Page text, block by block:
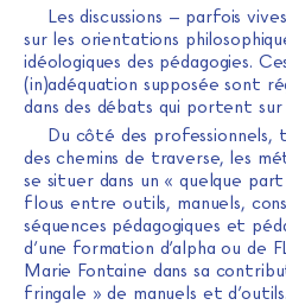
Les discussions – parfois
sur les orientations
idéologiques des pédagogies.
(in)adéquation supposée sont
dans des débats qui portent sur
Du côté des professionnels,
des chemins de traverse, les
se situer dans un « quelque
flous entre outils, manuels,
séquences pédagogiques et
d’une formation d’alpha ou de
Marie Fontaine dans sa
fringale » de manuels et d’outils.